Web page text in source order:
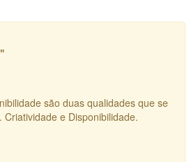
são duas qualidades que se
e Disponibilidade.